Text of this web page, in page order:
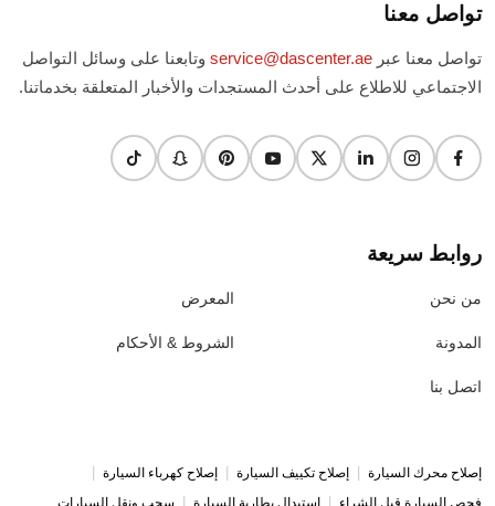
تواصل معنا
تواصل معنا عبر service@dascenter.ae وتابعنا على وسائل التواصل
الاجتماعي للاطلاع على أحدث المستجدات والأخبار المتعلقة بخدماتنا.
روابط سريعة
من نحن
المدونة
اتصل بنا
المعرض
الشروط & الأحكام
إصلاح محرك السيارة إصلاح تكييف السيارة إصلاح كهرباء السيارة
فحص السيارة قبل الشراء استبدال بطارية السيارة سحب ونقل السيارات